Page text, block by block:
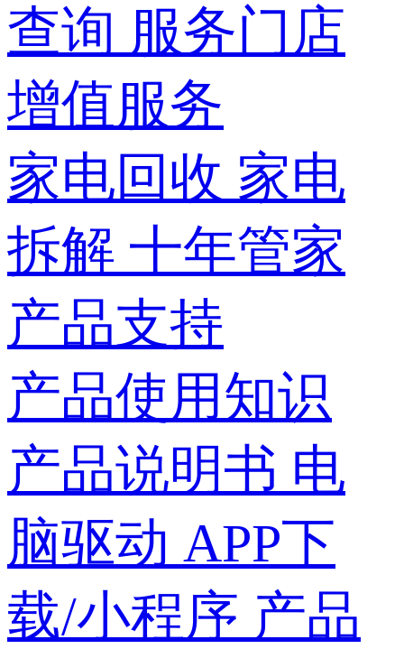
查询 服务门店
增值服务
家电回收 家电
拆解 十年管家
产品支持
产品使用知识
产品说明书 电
脑驱动 APP下
载/小程序 产品